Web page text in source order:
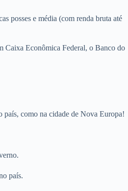
posses e média (com renda bruta até
Caixa Econômica Federal, o Banco do
país, como na cidade de Nova Europa!
país.